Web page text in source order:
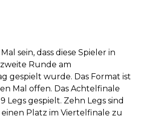
sein, dass diese Spieler in
Runde am
gespielt wurde. Das Format ist
Mal offen. Das Achtelfinale
Legs gespielt. Zehn Legs sind
Platz im Viertelfinale zu